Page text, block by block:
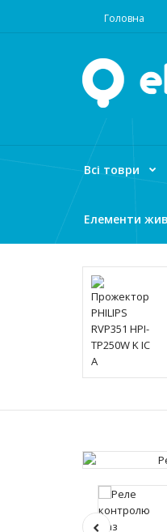
Головна
Всі товри
Елементи